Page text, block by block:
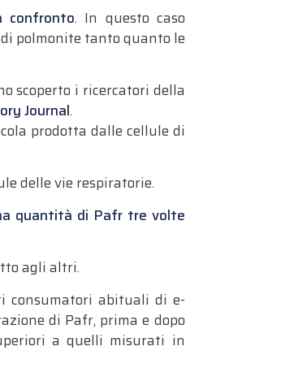
confronto. In questo caso
polmonite tanto quanto le
scoperto i ricercatori della
Journal.
prodotta dalle cellule di
delle vie respiratorie.
quantità di Pafr tre volte
agli altri.
consumatori abituali di e-
di Pafr, prima e dopo
a quelli misurati in